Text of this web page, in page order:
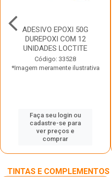
ADESIVO EPOXI 50G
DUREPOXI COM 12
UNIDADES LOCTITE
Código: 33528
*Imagem meramente ilustrativa
Faça seu login ou
cadastre-se para
ver preços e
comprar
TINTAS E COMPLEMENTOS